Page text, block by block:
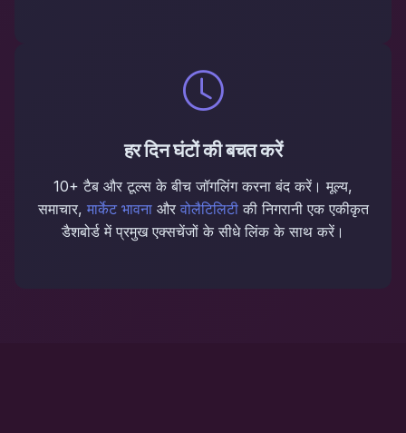
हर दिन घंटों की बचत करें
10+ टैब और टूल्स के बीच जॉगलिंग करना बंद करें। मूल्य,
समाचार,मार्केट भावनाऔर वोलैटिलिटीकी निगरानी एक एकीकृत
डैशबोर्ड में प्रमुख एक्सचेंजों के सीधे लिंक के साथ करें।